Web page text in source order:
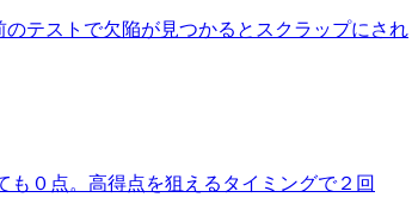
テストで欠陥が見つかるとスクラップにされ
０点。高得点を狙えるタイミングで２回